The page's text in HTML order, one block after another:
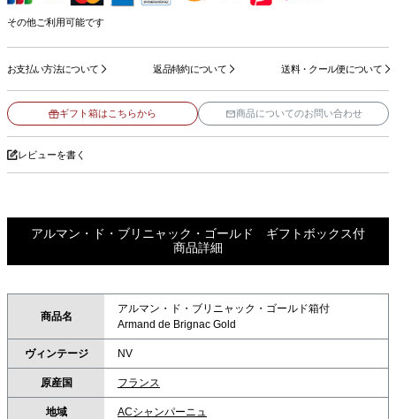
その他ご利用可能です
お支払い方法について 返品特約について 送料・クール便について
ギフト箱はこちらから 商品についてのお問い合わせ
レビューを書く
アルマン・ド・ブリニャック・ゴールド ギフトボックス付
商品詳細
商品名
アルマン・ド・ブリニャック・ゴールド箱付
Armand de Brignac Gold
ヴィンテージ NV
原産国 フランス
地域 ACシャンパーニュ